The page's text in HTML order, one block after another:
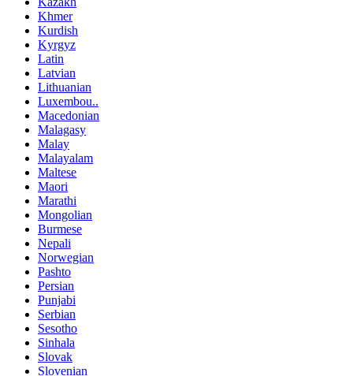
Khmer
Kurdish
Kyrgyz
Latin
Latvian
Lithuanian
Luxembou..
Macedonian
Malagasy
Malay
Malayalam
Maltese
Maori
Marathi
Mongolian
Burmese
Nepali
Norwegian
Pashto
Persian
Punjabi
Serbian
Sesotho
Sinhala
Slovak
Slovenian